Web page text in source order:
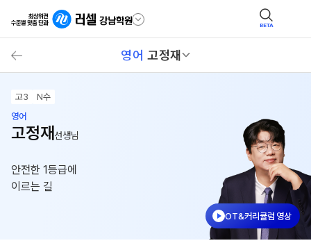
BETA
영어 고정재
고3
N수
영어
고정재 선생님
안전한 1등급에
이르는 길
OT&커리큘럼 영상